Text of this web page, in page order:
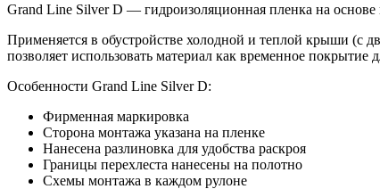
Grand Line Silver D — гидроизоляционная пленка на
Применяется в обустройстве холодной и теплой крыши (с
позволяет использовать материал как временное
Особенности Grand Line Silver D:
Фирменная маркировка
Сторона монтажа указана на пленке
Нанесена разлиновка для удобства раскроя
Границы перехлеста нанесены на полотно
Схемы монтажа в каждом рулоне